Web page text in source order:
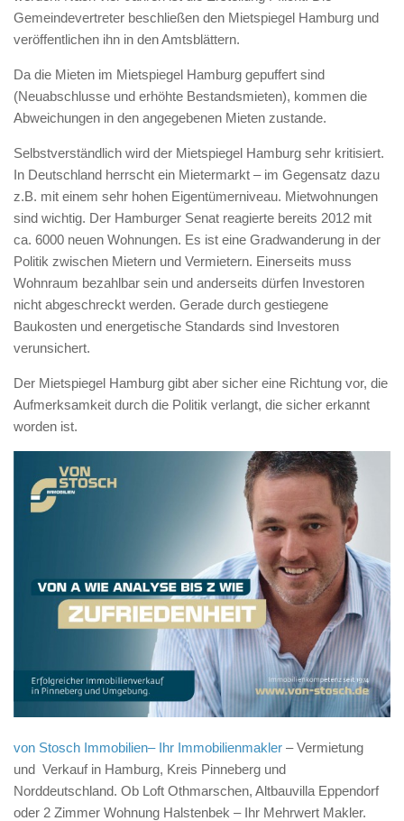
Gemeindevertreter beschließen den Mietspiegel Hamburg und
veröffentlichen ihn in den Amtsblättern.
Da die Mieten im Mietspiegel Hamburg gepuffert sind
(Neuabschlusse und erhöhte Bestandsmieten), kommen die
Abweichungen in den angegebenen Mieten zustande.
Selbstverständlich wird der Mietspiegel Hamburg sehr kritisiert.
In Deutschland herrscht ein Mietermarkt – im Gegensatz dazu
z.B. mit einem sehr hohen Eigentümerniveau. Mietwohnungen
sind wichtig. Der Hamburger Senat reagierte bereits 2012 mit
ca. 6000 neuen Wohnungen. Es ist eine Gradwanderung in der
Politik zwischen Mietern und Vermietern. Einerseits muss
Wohnraum bezahlbar sein und anderseits dürfen Investoren
nicht abgeschreckt werden. Gerade durch gestiegene
Baukosten und energetische Standards sind Investoren
verunsichert.
Der Mietspiegel Hamburg gibt aber sicher eine Richtung vor, die
Aufmerksamkeit durch die Politik verlangt, die sicher erkannt
worden ist.
von Stosch Immobilien– Ihr Immobilienmakler – Vermietung
und Verkauf in Hamburg, Kreis Pinneberg und
Norddeutschland. Ob Loft Othmarschen, Altbauvilla Eppendorf
oder 2 Zimmer Wohnung Halstenbek – Ihr Mehrwert Makler.